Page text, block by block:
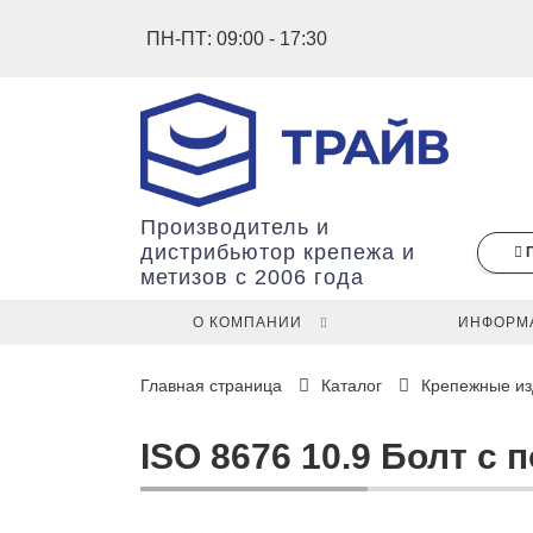
ПН-ПТ: 09:00 - 17:30
Производитель и
дистрибьютор крепежа и
метизов с 2006 года
О КОМПАНИИ
Главная страница Каталог Крепежные
ISO 8676 10.9 Болт с